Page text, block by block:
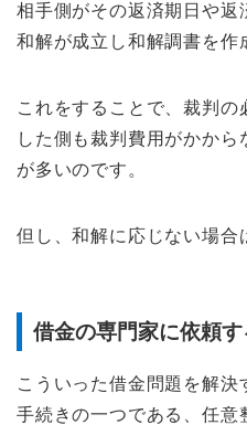
相手側がその返済期日や返
和解が成立し和解調書を作
これをすることで、裁判の
した側も裁判費用がかから
が多いのです。
但し、和解に応じない場合
借金の専門家に依頼す
こういった借金問題を解決
手続きの一つである、任意